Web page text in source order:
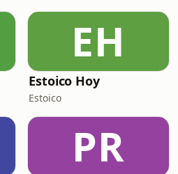
EH
Estoico Hoy
Estoico
PR